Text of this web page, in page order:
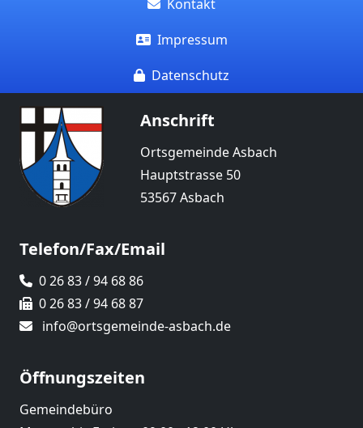
Kontakt
Impressum
Datenschutz
Anschrift
Ortsgemeinde Asbach
Hauptstrasse 50
53567 Asbach
Telefon/Fax/Email
0 26 83 / 94 68 86
0 26 83 / 94 68 87
info@ortsgemeinde-asbach.de
Öffnungszeiten
Gemeindebüro